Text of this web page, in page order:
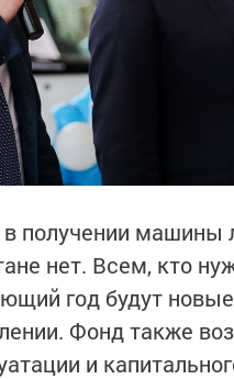
получении машины
нет. Всем, кто
год будут
Фонд также
и